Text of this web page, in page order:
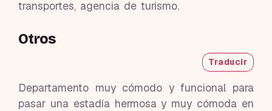
transportes, agencia de turismo.
Otros
Traducir
Departamento muy cómodo y funcional para
pasar una estadía hermosa y muy cómoda en